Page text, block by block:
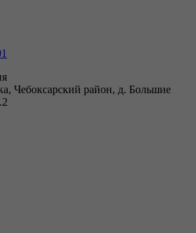
Чебоксарский район, д. Большие